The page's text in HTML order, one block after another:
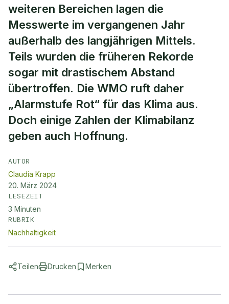
weiteren Bereichen lagen die
Messwerte im vergangenen Jahr
außerhalb des langjährigen Mittels.
Teils wurden die früheren Rekorde
sogar mit drastischem Abstand
übertroffen. Die WMO ruft daher
„Alarmstufe Rot“ für das Klima aus.
Doch einige Zahlen der Klimabilanz
geben auch Hoffnung.
AUTOR
Claudia Krapp
20. März 2024
LESEZEIT
3 Minuten
RUBRIK
Nachhaltigkeit
Teilen Drucken Merken